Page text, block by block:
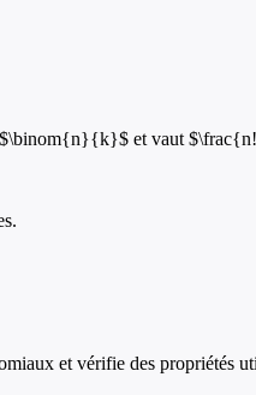
$\binom{n}{k}$ et vaut
et vérifie des propriétés